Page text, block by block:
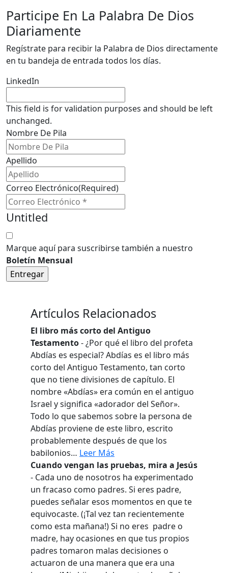
Participe En La Palabra De Dios
Diariamente
Regístrate para recibir la Palabra de Dios directamente
en tu bandeja de entrada todos los días.
LinkedIn
This field is for validation purposes and should be left
unchanged.
Nombre De Pila
Apellido
Correo Electrónico(Required)
Untitled
Marque aquí para suscribirse también a nuestro
Boletín Mensual
Artículos Relacionados
El libro más corto del Antiguo
Testamento- ¿Por qué el libro del profeta
Abdías es especial? Abdías es el libro más
corto del Antiguo Testamento, tan corto
que no tiene divisiones de capítulo. El
nombre «Abdías» era común en el antiguo
Israel y significa «adorador del Señor».
Todo lo que sabemos sobre la persona de
Abdías proviene de este libro, escrito
probablemente después de que los
babilonios… Leer Más
Cuando vengan las pruebas, mira a Jesús
- Cada uno de nosotros ha experimentado
un fracaso como padres. Si eres padre,
puedes señalar esos momentos en que te
equivocaste. (¡Tal vez tan recientemente
como esta mañana!) Si no eres padre o
madre, hay ocasiones en que tus propios
padres tomaron malas decisiones o
actuaron de una manera que era una